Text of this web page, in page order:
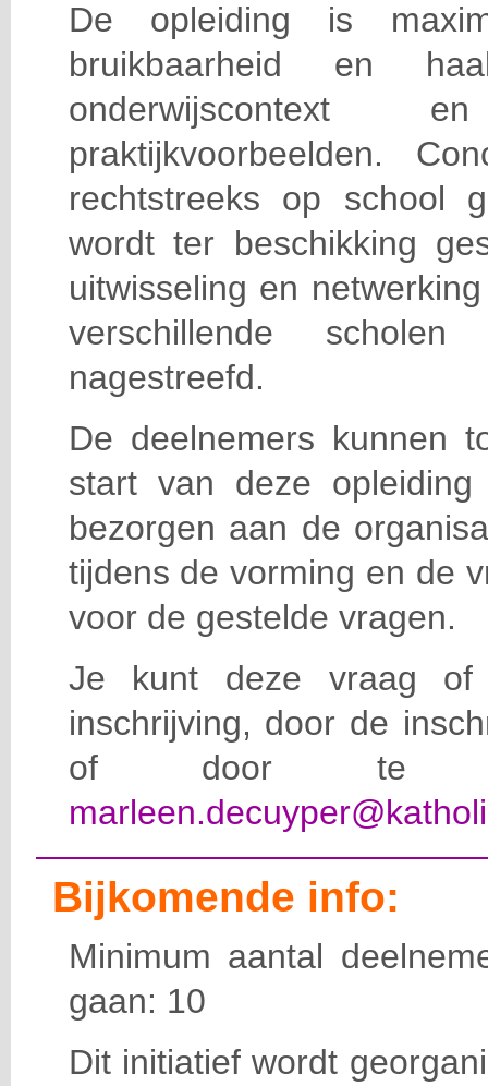
De opleiding is
bruikbaarheid en
praktijkvoorbeelden.
rechtstreeks op school
wordt ter beschikking
uitwisseling en
verschillende scholen
nagestreefd.
De deelnemers kunnen
start van deze
bezorgen aan de
tijdens de vorming en de
voor de gestelde vragen.
Je kunt deze vraag of
inschrijving, door de
of door te e-
Bijkomende info:
Minimum aantal
gaan: 10
Dit initiatief wordt